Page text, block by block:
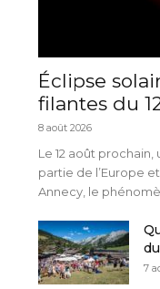
Éclipse
filantes du
8 août 2026
Le 12 août
partie de l’Europe
Annecy, le
7